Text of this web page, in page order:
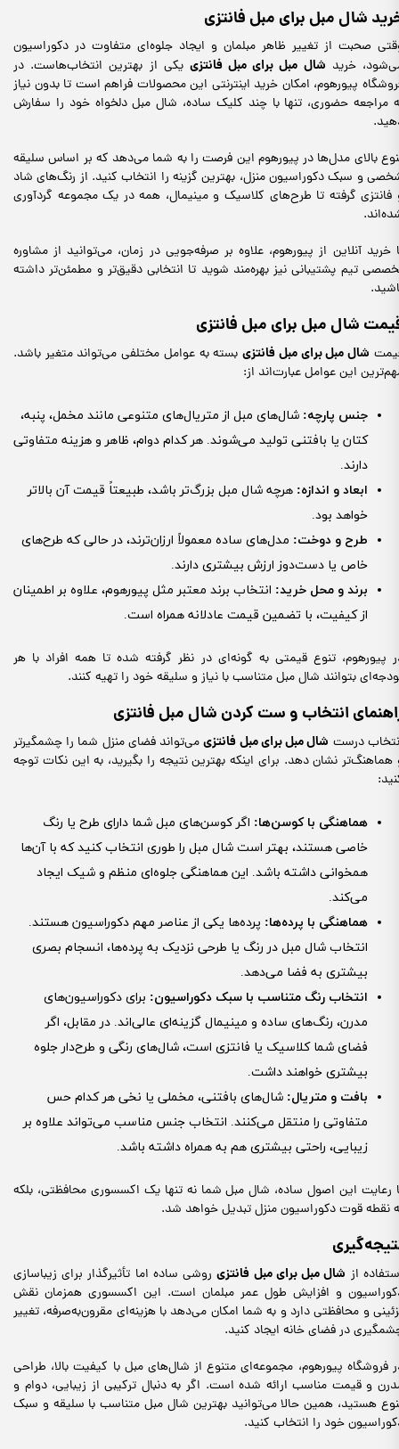
شال مبل برای مبل فانتزی
صحبت از تغییر ظاهر مبلمان و ایجاد جلوه‌ای متفاوت در دکوراسیون
خرید شال مبل برای مبل فانتزی یکی از بهترین انتخاب‌هاست. در
پیورهوم، امکان خرید اینترنتی این محصولات فراهم است تا بدون نیاز
مراجعه حضوری، تنها با چند کلیک ساده، شال مبل دلخواه خود را سفارش
بالای مدل‌ها در پیورهوم این فرصت را به شما می‌دهد که بر اساس سلیقه
و سبک دکوراسیون منزل، بهترین گزینه را انتخاب کنید. از رنگ‌های شاد
فانتزی گرفته تا طرح‌های کلاسیک و مینیمال، همه در یک مجموعه گردآوری
خرید آنلاین از پیورهوم، علاوه بر صرفه‌جویی در زمان، می‌توانید از مشاوره
تیم پشتیبانی نیز بهره‌مند شوید تا انتخابی دقیق‌تر و مطمئن‌تر داشته
شال مبل برای مبل فانتزی
شال مبل برای مبل فانتزیبسته به عوامل مختلفی می‌تواند متغیر باشد.
این عوامل عبارت‌اند از:
جنس پارچه: شال‌های مبل از متریال‌های متنوعی مانند مخمل، پنبه،
کتان یا بافتنی تولید می‌شوند. هر کدام دوام، ظاهر و هزینه متفاوتی
دارند.
ابعاد و اندازه: هرچه شال مبل بزرگ‌تر باشد، طبیعتاً قیمت آن بالاتر
خواهد بود.
طرح و دوخت: مدل‌های ساده معمولاً ارزان‌ترند، در حالی که طرح‌های
خاص یا دست‌دوز ارزش بیشتری دارند.
برند و محل خرید: انتخاب برند معتبر مثل پیورهوم، علاوه بر اطمینان
از کیفیت، با تضمین قیمت عادلانه همراه است.
پیورهوم، تنوع قیمتی به گونه‌ای در نظر گرفته شده تا همه افراد با هر
بتوانند شال مبل متناسب با نیاز و سلیقه خود را تهیه کنند.
انتخاب و ست کردن شال مبل فانتزی
درست شال مبل برای مبل فانتزیمی‌تواند فضای منزل شما را چشمگیرتر
هماهنگ‌تر نشان دهد. برای اینکه بهترین نتیجه را بگیرید، به این نکات توجه
هماهنگی با کوسن‌ها: اگر کوسن‌های مبل شما دارای طرح یا رنگ
خاصی هستند، بهتر است شال مبل را طوری انتخاب کنید که با آن‌ها
همخوانی داشته باشد. این هماهنگی جلوه‌ای منظم و شیک ایجاد
می‌کند.
هماهنگی با پرده‌ها: پرده‌ها یکی از عناصر مهم دکوراسیون هستند.
انتخاب شال مبل در رنگ یا طرحی نزدیک به پرده‌ها، انسجام بصری
بیشتری به فضا می‌دهد.
انتخاب رنگ متناسب با سبک دکوراسیون: برای دکوراسیون‌های
مدرن، رنگ‌های ساده و مینیمال گزینه‌ای عالی‌اند. در مقابل، اگر
فضای شما کلاسیک یا فانتزی است، شال‌های رنگی و طرح‌دار جلوه
بیشتری خواهند داشت.
بافت و متریال: شال‌های بافتنی، مخملی یا نخی هر کدام حس
متفاوتی را منتقل می‌کنند. انتخاب جنس مناسب می‌تواند علاوه بر
زیبایی، راحتی بیشتری هم به همراه داشته باشد.
رعایت این اصول ساده، شال مبل شما نه تنها یک اکسسوری محافظتی، بلکه
نقطه قوت دکوراسیون منزل تبدیل خواهد شد.
از شال مبل برای مبل فانتزیروشی ساده اما تأثیرگذار برای زیباسازی
و افزایش طول عمر مبلمان است. این اکسسوری همزمان نقش
و محافظتی دارد و به شما امکان می‌دهد با هزینه‌ای مقرون‌به‌صرفه، تغییر
در فضای خانه ایجاد کنید.
فروشگاه پیورهوم، مجموعه‌ای متنوع از شال‌های مبل با کیفیت بالا، طراحی
و قیمت مناسب ارائه شده است. اگر به دنبال ترکیبی از زیبایی، دوام و
هستید، همین حالا می‌توانید بهترین شال مبل متناسب با سلیقه و سبک
خود را انتخاب کنید.